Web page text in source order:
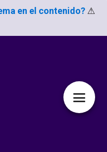
en el contenido? ⚠